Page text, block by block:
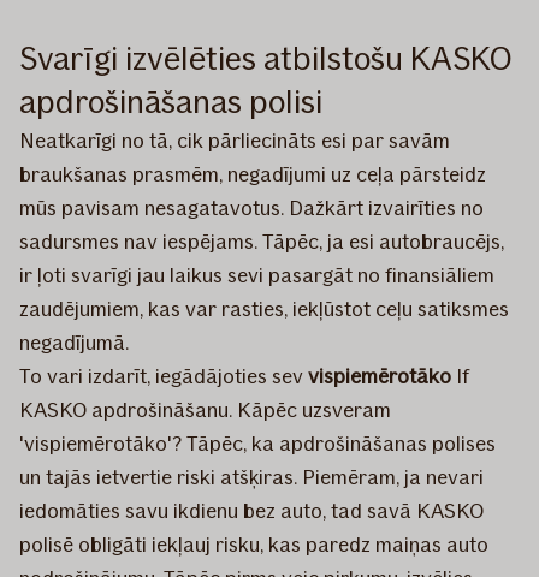
Svarīgi izvēlēties atbilstošu KASKO
apdrošināšanas polisi
Neatkarīgi no tā, cik pārliecināts esi par savām
braukšanas prasmēm, negadījumi uz ceļa pārsteidz
mūs pavisam nesagatavotus. Dažkārt izvairīties no
sadursmes nav iespējams. Tāpēc, ja esi autobraucējs,
ir ļoti svarīgi jau laikus sevi pasargāt no finansiāliem
zaudējumiem, kas var rasties, iekļūstot ceļu satiksmes
negadījumā.
To vari izdarīt, iegādājoties sevvispiemērotāko If
KASKO apdrošināšanu. Kāpēc uzsveram
'vispiemērotāko'? Tāpēc, ka apdrošināšanas polises
un tajās ietvertie riski atšķiras. Piemēram, ja nevari
iedomāties savu ikdienu bez auto, tad savā KASKO
polisē obligāti iekļauj risku, kas paredz maiņas auto